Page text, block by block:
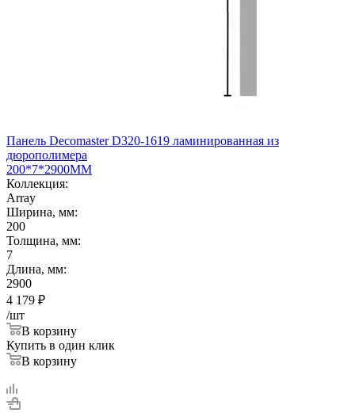
Панель Decomaster D320-1619 ламинированная из
дюрополимера
200*7*2900ММ
Коллекция:
Array
Ширина, мм:
200
Толщина, мм:
7
Длина, мм:
2900
4 179 ₽
/шт
В корзину
Купить в один клик
В корзину